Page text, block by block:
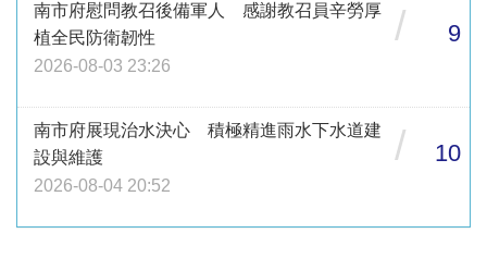
南市府慰問教召後備軍人 感謝教召員辛勞厚
植全民防衛韌性
2026-08-03 23:26
/ 9
南市府展現治水決心 積極精進雨水下水道建
設與維護
2026-08-04 20:52
/ 10